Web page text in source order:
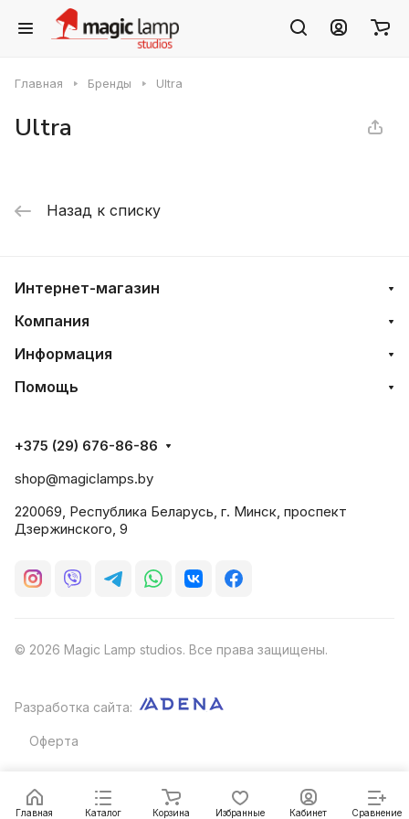
Главная Бренды Ultra
Ultra
Назад к списку
Главная Каталог Корзина Избранные Кабинет Сравнение
Интернет-магазин
Компания
Информация
Помощь
+375 (29) 676-86-86
shop@magiclamps.by
220069, Республика Беларусь, г. Минск, проспект
Дзержинского, 9
© 2026 Magic Lamp studios. Все права защищены.
Разработка сайта:
Оферта